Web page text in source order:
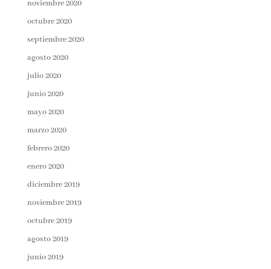
noviembre 2020
octubre 2020
septiembre 2020
agosto 2020
julio 2020
junio 2020
mayo 2020
marzo 2020
febrero 2020
enero 2020
diciembre 2019
noviembre 2019
octubre 2019
agosto 2019
junio 2019